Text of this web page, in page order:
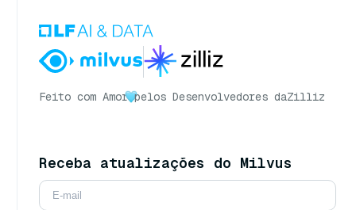
Feito com Amor pelos Desenvolvedores daZilliz
Receba atualizações do Milvus